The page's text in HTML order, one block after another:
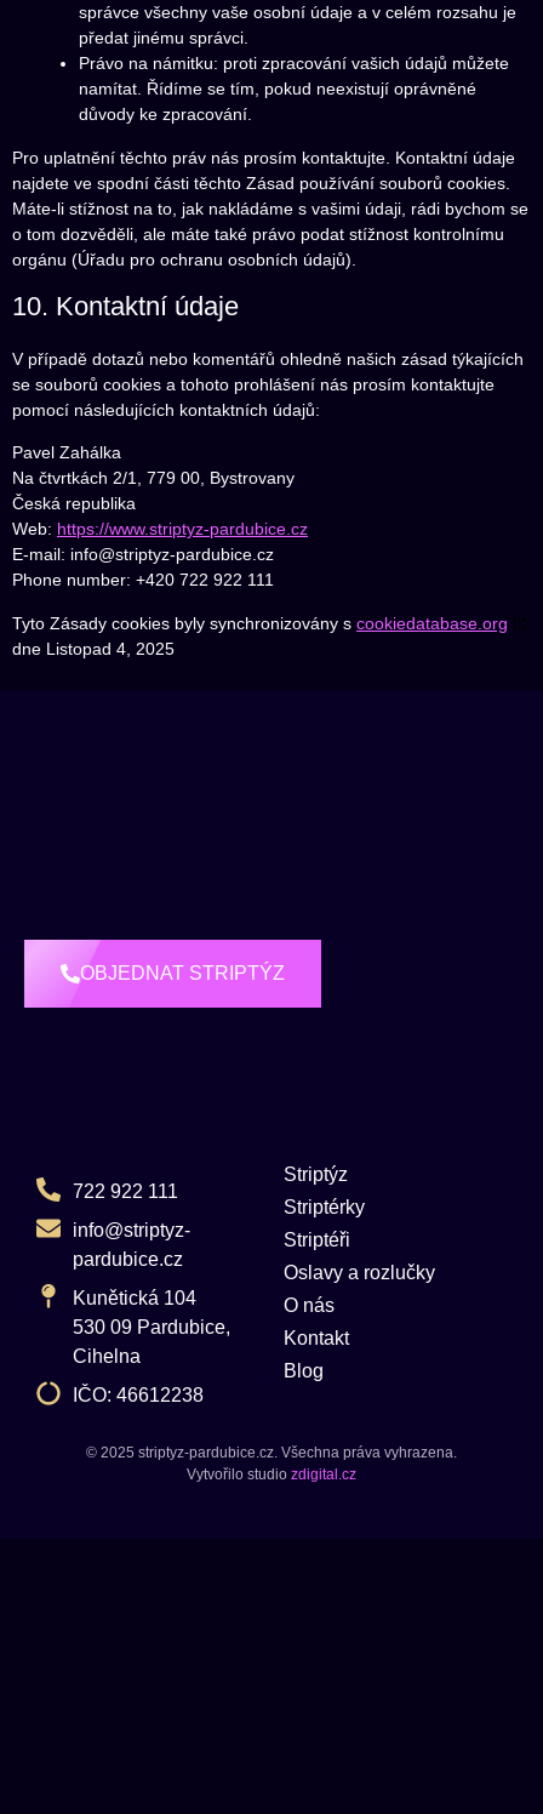
správce všechny vaše osobní údaje a v celém rozsahu je
předat jinému správci.
Právo na námitku: proti zpracování vašich údajů můžete
namítat. Řídíme se tím, pokud neexistují oprávněné
důvody ke zpracování.
Pro uplatnění těchto práv nás prosím kontaktujte. Kontaktní údaje
najdete ve spodní části těchto Zásad používání souborů cookies.
Máte-li stížnost na to, jak nakládáme s vašimi údaji, rádi bychom se
o tom dozvěděli, ale máte také právo podat stížnost kontrolnímu
orgánu (Úřadu pro ochranu osobních údajů).
10. Kontaktní údaje
V případě dotazů nebo komentářů ohledně našich zásad týkajících
se souborů cookies a tohoto prohlášení nás prosím kontaktujte
pomocí následujících kontaktních údajů:
Pavel Zahálka
Na čtvrtkách 2/1, 779 00, Bystrovany
Česká republika
Web: https://www.striptyz-pardubice.cz
E-mail: info@striptyz-pardubice.cz
Phone number: +420 722 922 111
Tyto Zásady cookies byly synchronizovány s cookiedatabase.org
dne Listopad 4, 2025
OBJEDNAT STRIPTÝZ
722 922 111
info@striptyz-
pardubice.cz
Kunětická 104
530 09 Pardubice,
Cihelna
IČO: 46612238
Striptýz
Striptérky
Striptéři
Oslavy a rozlučky
O nás
Kontakt
Blog
© 2025 striptyz-pardubice.cz. Všechna práva vyhrazena.
Vytvořilo studio zdigital.cz